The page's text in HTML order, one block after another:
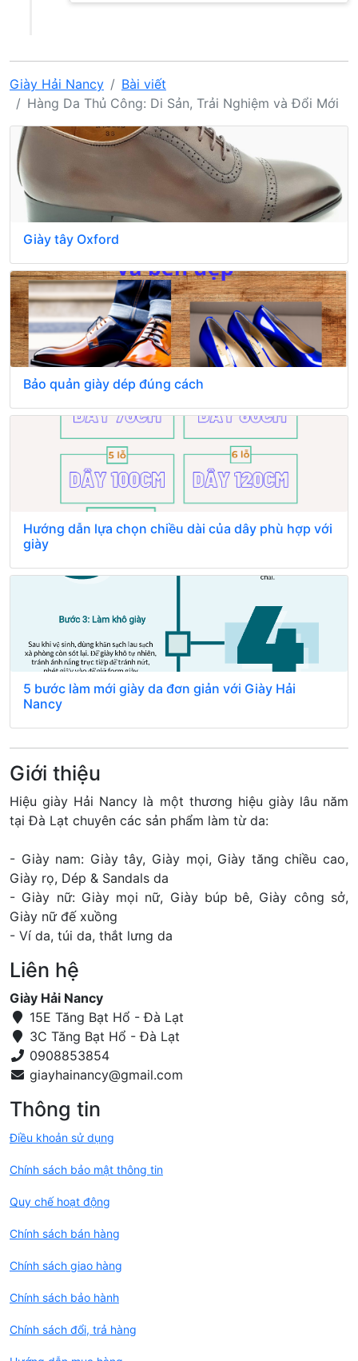
Giày Hải Nancy
Bài viết
Hàng Da Thủ Công: Di Sản, Trải Nghiệm và Đổi Mới
Giày tây Oxford
Bảo quản giày dép đúng cách
Hướng dẫn lựa chọn chiều dài của dây phù hợp với
giày
5 bước làm mới giày da đơn giản với Giày Hải
Nancy
Giới thiệu
Hiệu giày Hải Nancy là một thương hiệu giày lâu năm
tại Đà Lạt chuyên các sản phẩm làm từ da:
- Giày nam: Giày tây, Giày mọi, Giày tăng chiều cao,
Giày rọ, Dép & Sandals da
- Giày nữ: Giày mọi nữ, Giày búp bê, Giày công sở,
Giày nữ đế xuồng
- Ví da, túi da, thắt lưng da
Liên hệ
Giày Hải Nancy
15E Tăng Bạt Hổ - Đà Lạt
3C Tăng Bạt Hổ - Đà Lạt
0908853854
Thông tin
Điều khoản sử dụng
Chính sách bảo mật thông tin
Quy chế hoạt động
Chính sách bán hàng
Chính sách giao hàng
Chính sách bảo hành
Chính sách đổi, trả hàng